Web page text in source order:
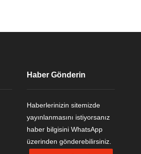
Haber Gönderin
Haberlerinizin sitemizde
yayınlanmasını istiyorsanız
haber bilgisini WhatsApp
üzerinden gönderebilirsiniz.